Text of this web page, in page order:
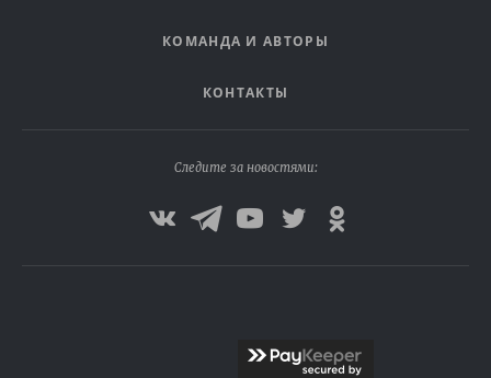
КОМАНДА И АВТОРЫ
КОНТАКТЫ
Следите за новостями: